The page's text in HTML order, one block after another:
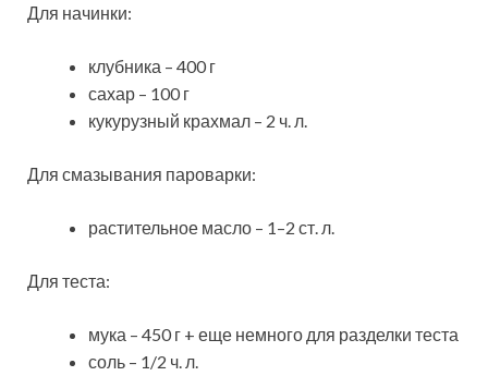
Для начинки:
клубника – 400 г
сахар – 100 г
кукурузный крахмал – 2 ч. л.
Для смазывания пароварки:
растительное масло – 1–2 ст. л.
Для теста:
мука – 450 г + еще немного для разделки теста
соль – 1/2 ч. л.